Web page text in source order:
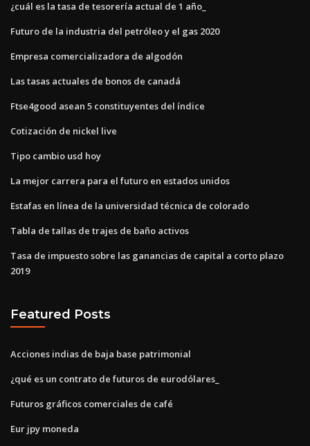
¿cuál es la tasa de tesorería actual de 1 año_
Futuro de la industria del petróleo y el gas 2020
Empresa comercializadora de algodón
Las tasas actuales de bonos de canadá
Ftse4good asean 5 constituyentes del índice
Cotización de nickel live
Tipo cambio usd hoy
La mejor carrera para el futuro en estados unidos
Estafas en línea de la universidad técnica de colorado
Tabla de tallas de trajes de baño activos
Tasa de impuesto sobre las ganancias de capital a corto plazo
2019
Featured Posts
Acciones indias de baja base patrimonial
¿qué es un contrato de futuros de eurodólares_
Futuros gráficos comerciales de café
Eur jpy moneda